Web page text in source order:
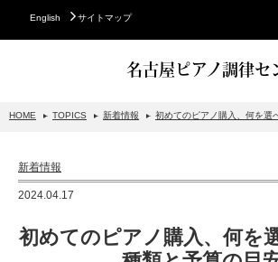
English サイトマップ
名古屋ピアノ調律セ
スタインウェイについて
アップライトピアノ
HOME TOPICS 新着情報 初めてのピアノ購入、何を選
新着情報
2024.04.17
初めてのピアノ購入、何を